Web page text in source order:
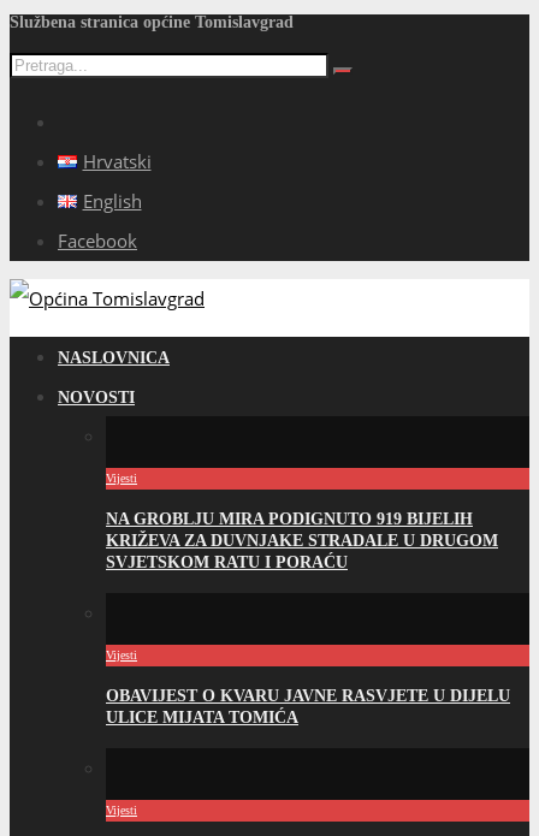
Službena stranica općine Tomislavgrad
Hrvatski
English
Facebook
NASLOVNICA
NOVOSTI
Vijesti
NA GROBLJU MIRA PODIGNUTO 919 BIJELIH
KRIŽEVA ZA DUVNJAKE STRADALE U DRUGOM
SVJETSKOM RATU I PORAĆU
Vijesti
OBAVIJEST O KVARU JAVNE RASVJETE U DIJELU
ULICE MIJATA TOMIĆA
Vijesti